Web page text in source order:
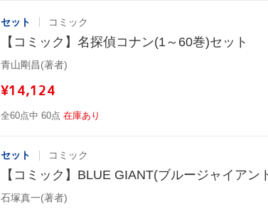
セット コミック
【コミック】名探偵コナン(1～60巻)セット
青山剛昌(著者)
¥14,124
全60点中 60点 在庫あり
セット コミック
【コミック】BLUE GIANT(ブルージャイアン
石塚真一(著者)